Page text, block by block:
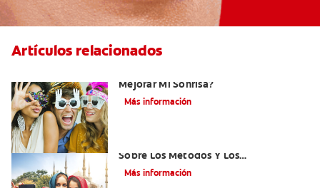
Artículos relacionados
Mejorar Mi Sonrisa?
Más información
Sobre Los Métodos Y Los
Procedimientos Del Adhesivo Dental
Más información